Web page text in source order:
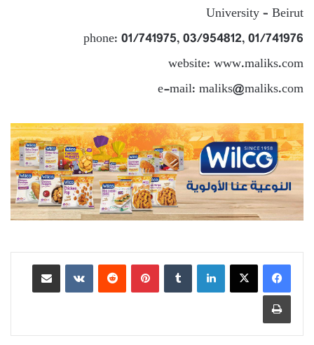
University – Beirut
phone: 01/741975, 03/954812, 01/741976
website: www.maliks.com
e-mail: maliks@maliks.com
لينكدإن بينتيريست
مشاركة عبر البريد
طباعة